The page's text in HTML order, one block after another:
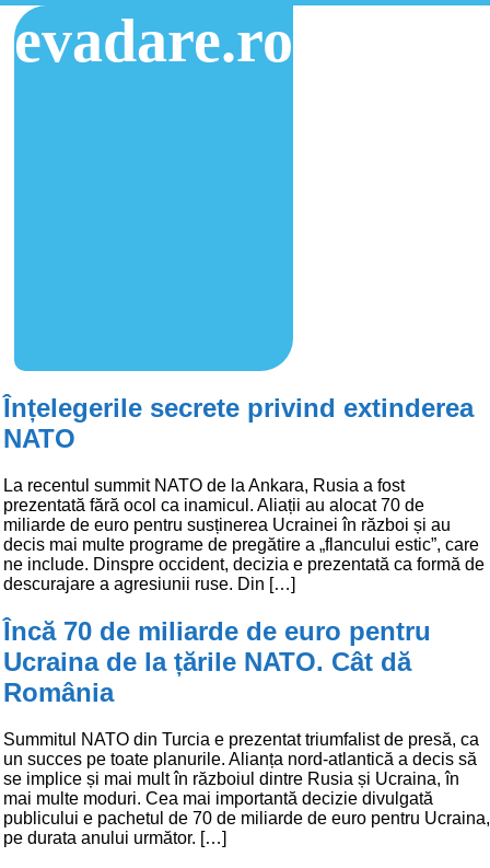
evadare.ro
Înțelegerile secrete privind extinderea
NATO
La recentul summit NATO de la Ankara, Rusia a fost
prezentată fără ocol ca inamicul. Aliații au alocat 70 de
miliarde de euro pentru susținerea Ucrainei în război și au
decis mai multe programe de pregătire a „flancului estic”, care
ne include. Dinspre occident, decizia e prezentată ca formă de
descurajare a agresiunii ruse. Din […]
Încă 70 de miliarde de euro pentru
Ucraina de la țările NATO. Cât dă
România
Summitul NATO din Turcia e prezentat triumfalist de presă, ca
un succes pe toate planurile. Alianța nord-atlantică a decis să
se implice și mai mult în războiul dintre Rusia și Ucraina, în
mai multe moduri. Cea mai importantă decizie divulgată
publicului e pachetul de 70 de miliarde de euro pentru Ucraina,
pe durata anului următor. […]